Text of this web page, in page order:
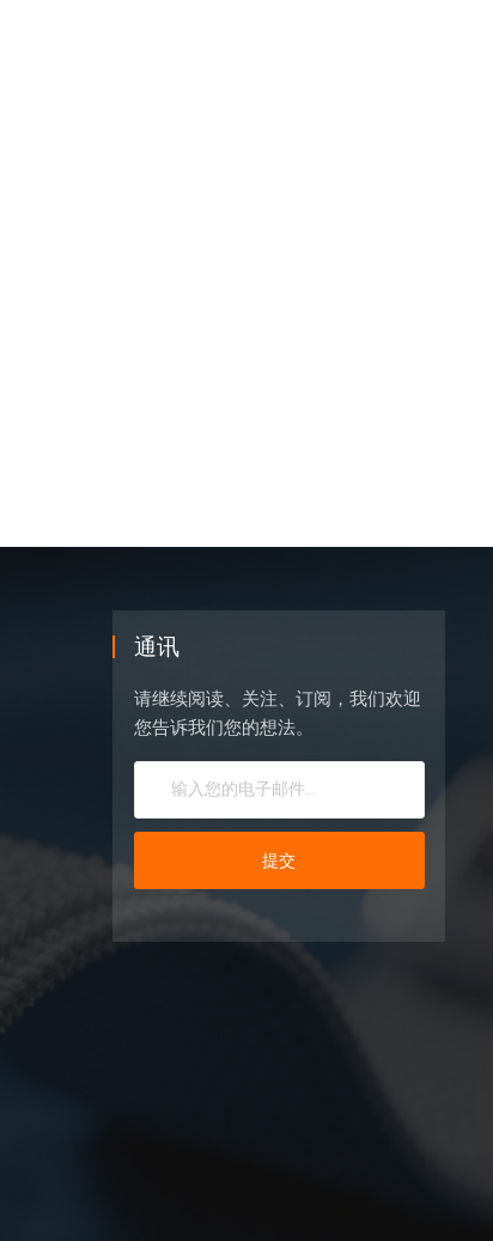
通讯
请继续阅读、关注、订阅，我们欢迎
您告诉我们您的想法。